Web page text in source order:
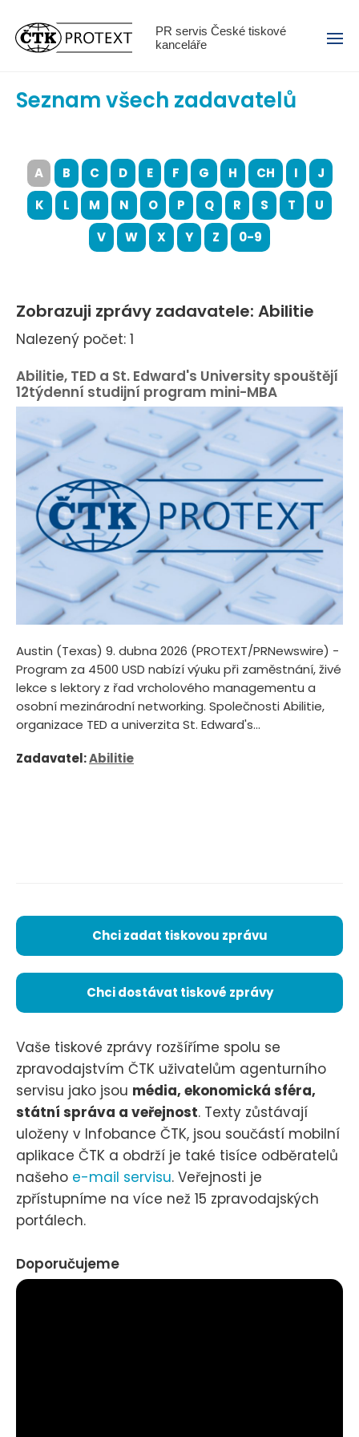
PR servis České tiskové
kanceláře
Menu
Seznam všech zadavatelů
A B C D E F G H CH I
J
K
L M N O P Q R S T
U
V
W X Y Z 0-9
Zobrazuji zprávy zadavatele: Abilitie
Nalezený počet: 1
Abilitie, TED a St. Edward's University spouštějí
12týdenní studijní program mini-MBA
Austin (Texas) 9. dubna 2026 (PROTEXT/PRNewswire) -
Program za 4500 USD nabízí výuku při zaměstnání, živé
lekce s lektory z řad vrcholového managementu a
osobní mezinárodní networking. Společnosti Abilitie,
organizace TED a univerzita St. Edward's...
Zadavatel:Abilitie
Chci zadat tiskovou zprávu
Chci dostávat tiskové zprávy
Vaše tiskové zprávy rozšíříme spolu se
zpravodajstvím ČTK uživatelům agenturního
servisu jako jsou média, ekonomická sféra,
státní správa a veřejnost. Texty zůstávají
uloženy v Infobance ČTK, jsou součástí mobilní
aplikace ČTK a obdrží je také tisíce odběratelů
našeho e-mail servisu. Veřejnosti je
zpřístupníme na více než 15 zpravodajských
portálech.
Doporučujeme